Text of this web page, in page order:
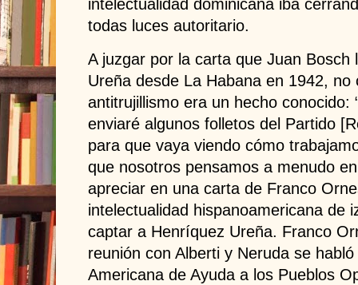
intelectualidad dominicana iba
todas luces autoritario.
A juzgar por la carta que Juan Bosch
Ureña desde La Habana en 1942,
antitrujillismo era un hecho conocido:
enviaré algunos folletos del Partido
para que vaya viendo cómo
que nosotros pensamos a menudo
apreciar en una carta de Franco
intelectualidad hispanoamericana de
captar a Henríquez Ureña. Franco
reunión con Alberti y Neruda se
Americana de Ayuda a los Pueblos